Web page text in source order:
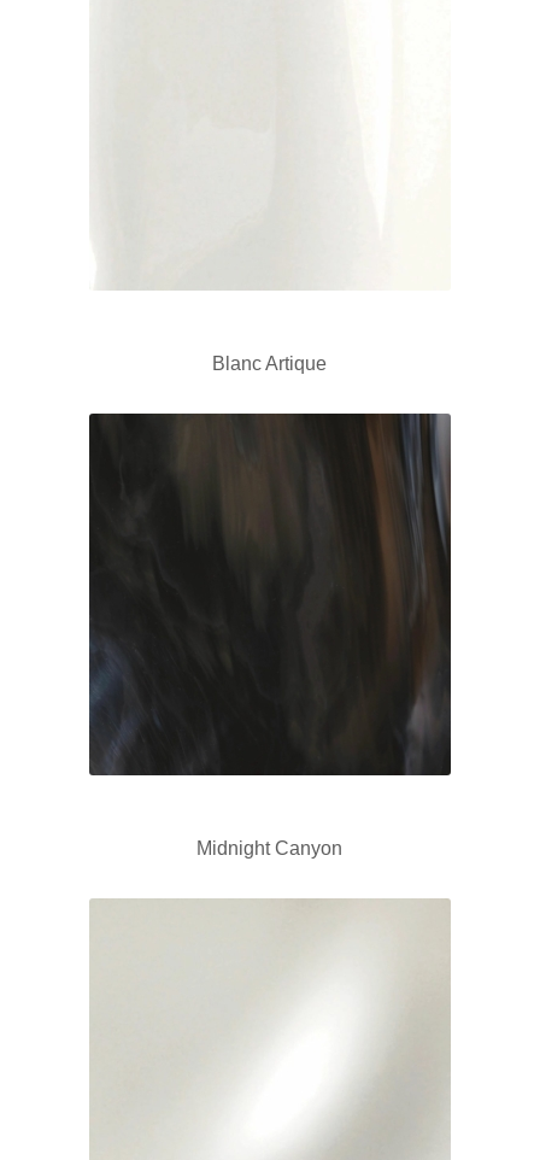
Blanc Artique
Midnight Canyon